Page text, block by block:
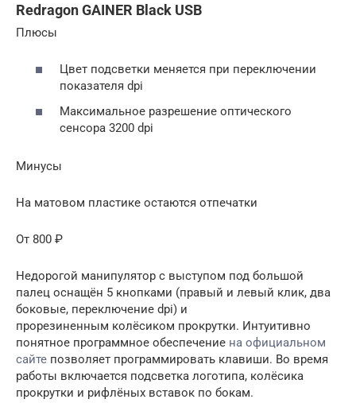
Redragon GAINER Black USB
Плюсы
Цвет подсветки меняется при переключении
показателя dpi
Максимальное разрешение оптического
сенсора 3200 dpi
Минусы
На матовом пластике остаются отпечатки
От 800 ₽
Недорогой манипулятор с выступом под большой
палец оснащён 5 кнопками (правый и левый клик, два
боковые, переключение dpi) и
прорезиненным колёсиком прокрутки. Интуитивно
понятное программное обеспечение на официальном
сайте позволяет программировать клавиши. Во время
работы включается подсветка логотипа, колёсика
прокрутки и рифлёных вставок по бокам.